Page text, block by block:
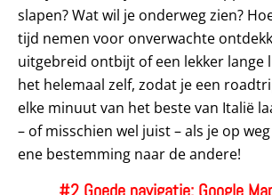
slapen? Wat wil je onderweg zien?
tijd nemen voor onverwachte
uitgebreid ontbijt of een lekker lange
het helemaal zelf, zodat je een
elke minuut van het beste van Italië
– of misschien wel juist – als je op
ene bestemming naar de andere!